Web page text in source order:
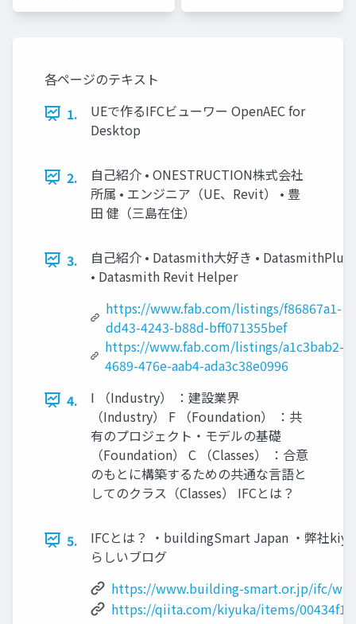
各ページのテキスト
1.
UEで作るIFCビューワー OpenAEC for
Desktop
2.
自己紹介 • ONESTRUCTION株式会社
所属 • エンジニア（UE、Revit） • 豊
田 健（三島在住）
3.
自己紹介 • Datasmith大好き • DatasmithPlus
• Datasmith Revit Helper
https://www.fab.com/listings/f86867a1-
dd43-4243-b88d-bff071355bef
https://www.fab.com/listings/a1c3bab2-
4689-476e-aab4-ada3c38e0996
4.
I （Industry） ：建設業界
（Industry） F （Foundation） ：共
有のプロジェクト・モデルの基礎
（Foundation） C （Classes） ：合意
のもとに構築するための共通な言語と
してのクラス（Classes） IFCとは？
5.
IFCとは？ ・buildingSmart Japan ・弊社
らしいブログ
https://www.building-smart.or.jp/ifc/
https://qiita.com/kiyuka/items/